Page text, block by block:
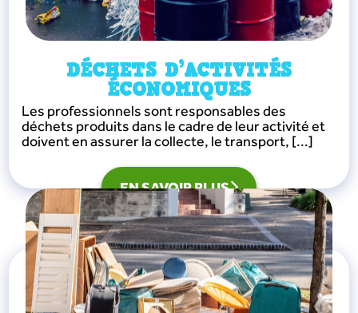
DÉCHETS D’ACTIVITÉS
ÉCONOMIQUES
Les professionnels sont responsables des
déchets produits dans le cadre de leur activité et
doivent en assurer la collecte, le transport, [...]
EN SAVOIR PLUS